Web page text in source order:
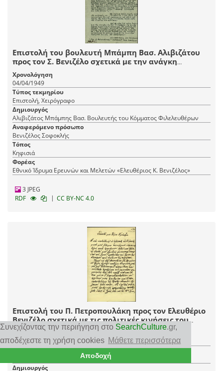
Συνεχίζοντας την περιήγηση στο SearchCulture.gr,
αποδέχεστε τη χρήση cookies Μάθετε περισσότερα
Αποδοχή
Επιστολή του βουλευτή Μπάμπη Βασ. Αλιβιζάτου
προς τον Σ. Βενιζέλο σχετικά με την ανάγκη
εκκαθάρισης της υφιστάμενης κατάστασης στην
κυβέρνηση.
Χρονολόγηση
04/04/1949
Τύπος τεκμηρίου
Επιστολή, Χειρόγραφο
Δημιουργός
Αλιβιζάτος Μπάμπης Βασ. Βουλευτής του Κόμματος Φιλελευθέρων
Αναφερόμενο πρόσωπο
Βενιζέλος Σοφοκλής
Τόπος
Κηφισιά
Φορέας
Εθνικό Ίδρυμα Ερευνών και Μελετών «Ελευθέριος Κ. Βενιζέλος»
3 JPEG
RDF
| CC BY-NC 4.0
Επιστολή του Π. Πετροπουλάκη προς τον Ελευθέριο
Βενιζέλο σχετικά με τις πολιτικές κινήσεις του
Βενιζέλου.
Χρονολόγηση
20/11/1935
Τύπος τεκμηρίου
Δημιουργός